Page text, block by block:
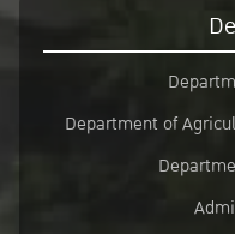
Department of